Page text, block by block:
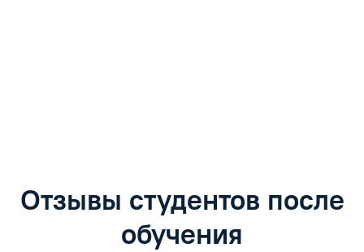
Отзывы студентов после
обучения